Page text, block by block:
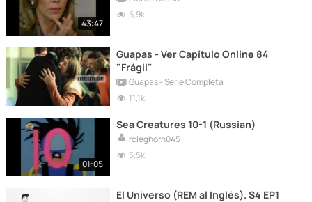
43:47
5,9k
Guapas - Ver Capítulo Online 84
"Frágil"
Guapas - Serie Completa
11,1k
01:05
Sea Creatures 10-1 (Russian)
rcleghorn045
5,5k
El Universo (REM al Inglés). S4 EP1